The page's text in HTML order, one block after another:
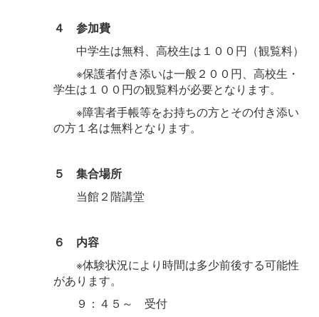
４ 参加費
中学生は無料、高校生は１００円（観覧料）
※保護者付き添いは一般２００円、高校生・
学生は１００円の観覧料が必要となります。
※障害者手帳等をお持ちの方とその付き添い
の方１名は無料となります。
５ 集合場所
当館２階講堂
６ 内容
※体験状況により時間は多少前後する可能性
があります。
９：４５～ 受付